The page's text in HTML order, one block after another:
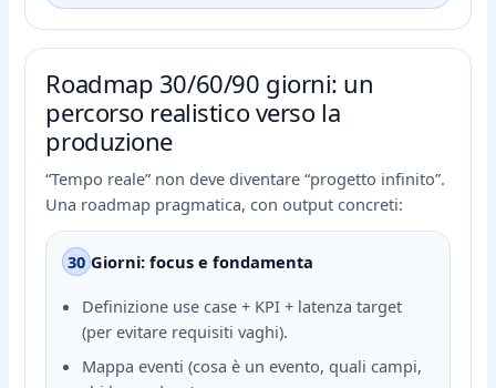
Roadmap 30/60/90 giorni: un
percorso realistico verso la
produzione
“Tempo reale” non deve diventare “progetto infinito”.
Una roadmap pragmatica, con output concreti:
30 Giorni: focus e fondamenta
Definizione use case + KPI + latenza target
(per evitare requisiti vaghi).
Mappa eventi (cosa è un evento, quali campi,